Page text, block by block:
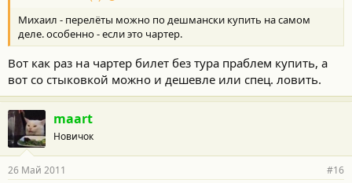
Михаил - перелёты можно по дешмански купить на самом
деле. особенно - если это чартер.
Вот как раз на чартер билет без тура праблем купить, а
вот со стыковкой можно и дешевле или спец. ловить.
maart
Новичок
26 Май 2011 #16